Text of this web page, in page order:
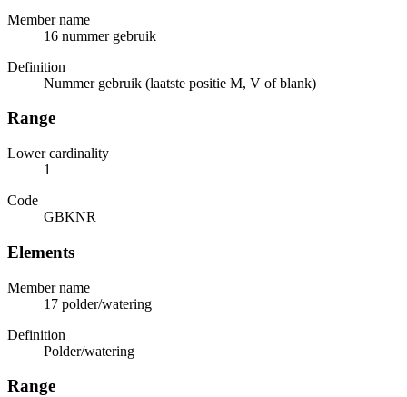
Member name
16 nummer gebruik
Definition
Nummer gebruik (laatste positie M, V of blank)
Range
Lower cardinality
1
Code
GBKNR
Elements
Member name
17 polder/watering
Definition
Polder/watering
Range